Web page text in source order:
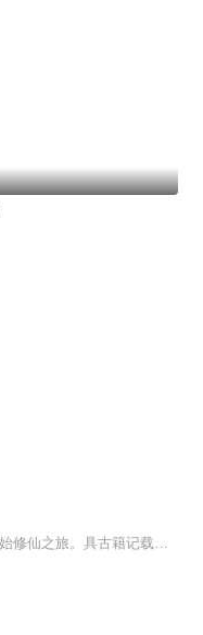
羽墨凡秋意外被特异能量带入异世界，在残破的鸿都界，被迫拜师获得六道轮回镜之力，开始修仙之旅。具古籍记载世间合并仙界统称鸿都界，下界凡尘，有九块大陆，四片大洋。其中妖族与人族遍及大陆与大洋，罗刹只存炎陆，凡魂归于冥泽酆都大陆，鸿都界，有赤...